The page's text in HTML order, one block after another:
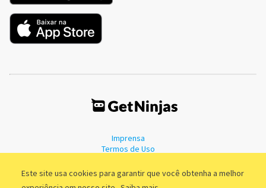
Este site usa cookies para garantir que você obtenha a melhor
Imprensa
Termos de Uso